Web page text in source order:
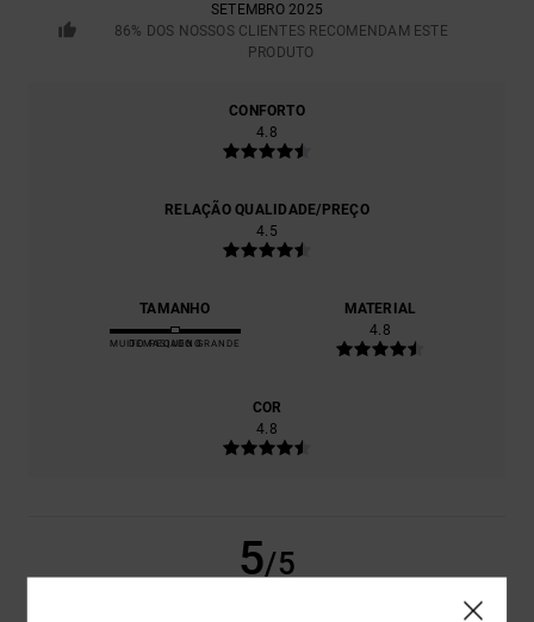
SETEMBRO 2025
86% DOS NOSSOS CLIENTES RECOMENDAM ESTE
PRODUTO
CONFORTO
4.8
RELAÇÃO QUALIDADE/PREÇO
4.5
TAMANHO
MUITO PEQUENO
DEMASIADO GRANDE
MATERIAL
4.8
COR
4.8
5/5